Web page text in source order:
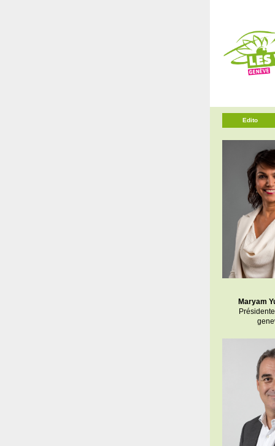
Edito
Maryam